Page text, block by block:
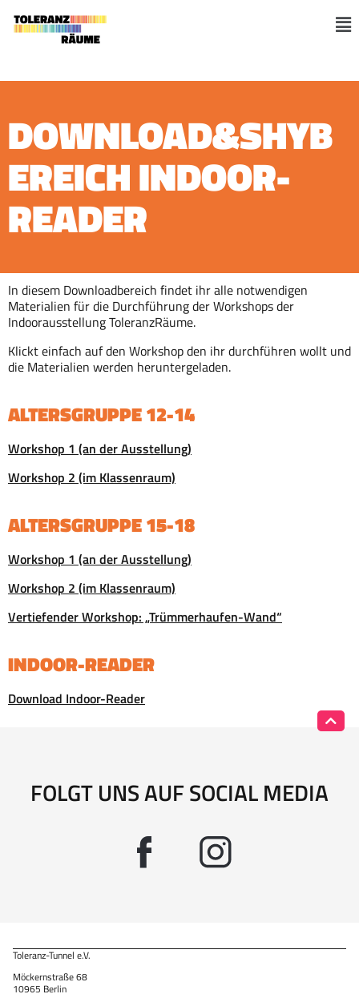
Inhalt
springen
DOWNLOAD&SHYB
EREICH INDOOR-
READER
In diesem Downloadbereich findet ihr alle notwendigen
Materialien für die Durchführung der Workshops der
Indoorausstellung ToleranzRäume.
Klickt einfach auf den Workshop den ihr durchführen wollt und
die Materialien werden heruntergeladen.
ALTERSGRUPPE 12-14
Workshop 1 (an der Ausstellung)
Workshop 2 (im Klassenraum)
ALTERSGRUPPE 15-18
Workshop 1 (an der Ausstellung)
Workshop 2 (im Klassenraum)
Vertiefender Workshop: „Trümmerhaufen-Wand“
INDOOR-READER
Download Indoor-Reader
FOLGT UNS AUF SOCIAL MEDIA
Toleranz-Tunnel e.V.
Möckernstraße 68
10965 Berlin